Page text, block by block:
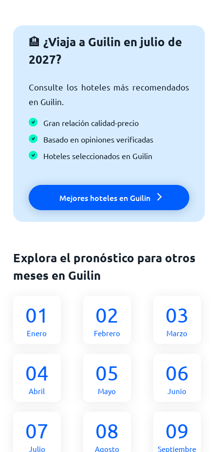
🏨 ¿Viaja a Guilin en julio de
2027?
Consulte los hoteles más recomendados
en Guilin.
Gran relación calidad-precio
Basado en opiniones verificadas
Hoteles seleccionados en Guilin
Mejores hoteles en Guilin
Explora el pronóstico para otros
meses en Guilin
01
Enero
02
Febrero
03
Marzo
04
Abril
05
Mayo
06
Junio
07
Julio
08
Agosto
09
Septiembre